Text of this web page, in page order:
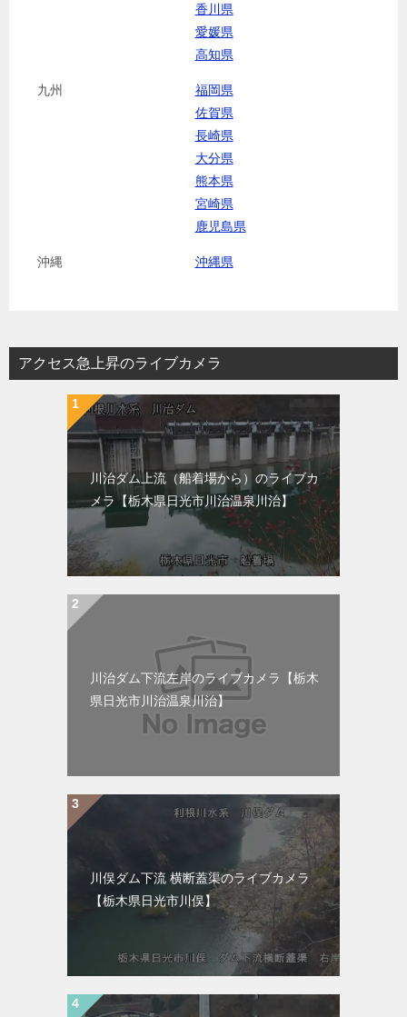
香川県
愛媛県
高知県
九州
福岡県
佐賀県
長崎県
大分県
熊本県
宮崎県
鹿児島県
沖縄 沖縄県
アクセス急上昇のライブカメラ
川治ダム上流（船着場から）のライブカ
メラ【栃木県日光市川治温泉川治】
川治ダム下流左岸のライブカメラ【栃木
県日光市川治温泉川治】
川俣ダム下流 横断蓋渠のライブカメラ
【栃木県日光市川俣】